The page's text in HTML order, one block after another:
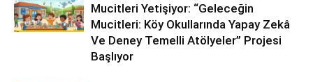
Mucitleri Yetişiyor: “Geleceğin
Mucitleri: Köy Okullarında Yapay Zekâ
Ve Deney Temelli Atölyeler” Projesi
Başlıyor